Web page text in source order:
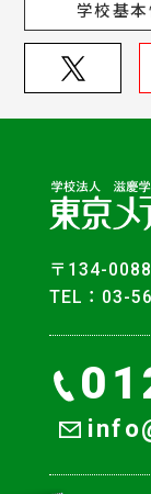
学校基本
〒134-
TEL：03-